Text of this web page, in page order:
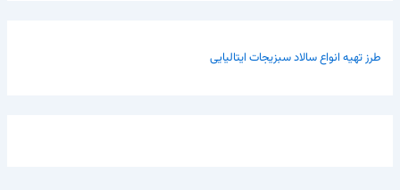
طرز تهیه انواع سالاد سبزیجات ایتالیایی